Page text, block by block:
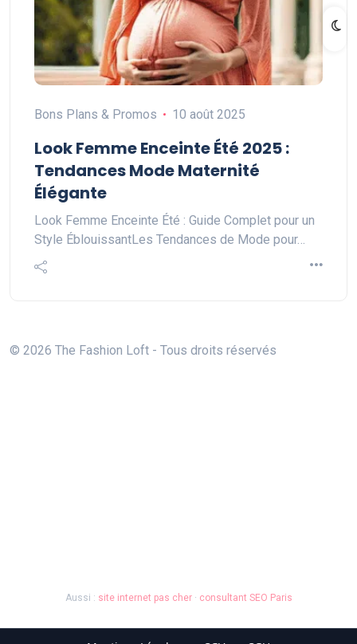
Bons Plans & Promos 10 août 2025
Look Femme Enceinte Été 2025 :
Tendances Mode Maternité
Élégante
Look Femme Enceinte Été : Guide Complet pour un
Style ÉblouissantLes Tendances de Mode pour…
© 2026 The Fashion Loft - Tous droits réservés
Aussi : site internet pas cher· consultant SEO Paris